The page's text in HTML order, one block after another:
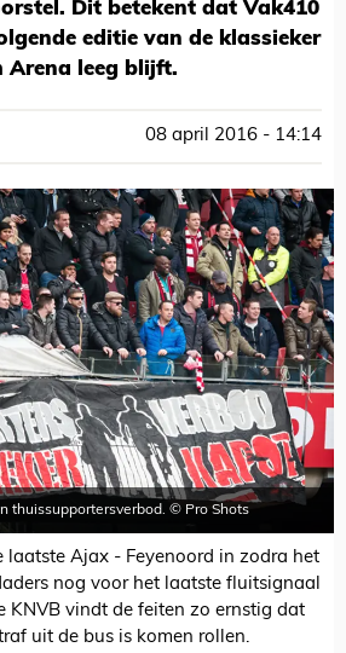
Dit betekent dat Vak410
editie van de klassieker
Arena leeg blijft.
08 april 2016 - 14:14
thuissupportersverbod. © Pro Shots
laatste Ajax - Feyenoord in zodra het
nog voor het laatste fluitsignaal
KNVB vindt de feiten zo ernstig dat
uit de bus is komen rollen.